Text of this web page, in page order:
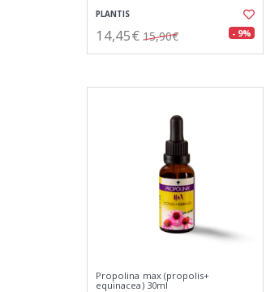
PLANTIS
14,45€ 15,90€ - 9%
Propolina max (propolis+
equinacea) 30ml